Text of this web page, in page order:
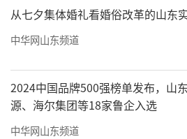
从七夕集体婚礼看婚俗改革的山东
中华网山东频道
2024中国品牌500强榜单发布，山
源、海尔集团等18家鲁企入选
中华网山东频道